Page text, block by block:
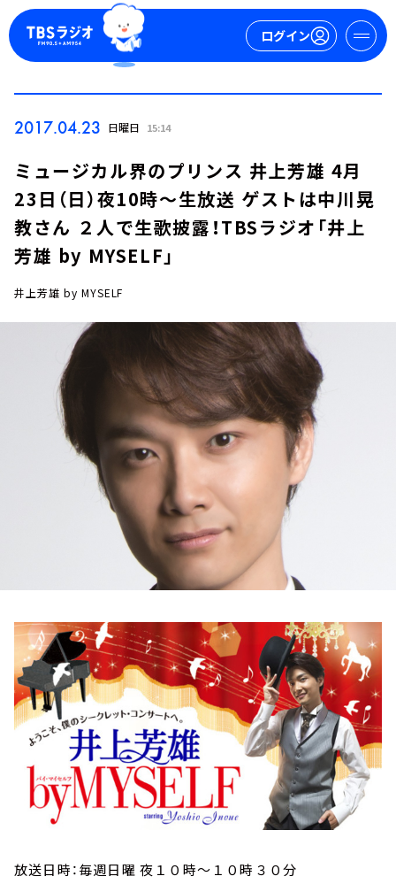
ログイン
今日の番組表
週間番組表
トピックス
TBS Podcast
お知らせ
イベント・グッズ
YouTube
会社情報
2017.04.23 日曜日 15:14
ミュージカル界のプリンス 井上芳雄 4月
23日（日）夜10時～生放送 ゲストは中川晃
教さん ２人で生歌披露！TBSラジオ「井上
芳雄 by MYSELF」
井上芳雄 by MYSELF
放送日時：毎週日曜 夜１０時～１０時３０分